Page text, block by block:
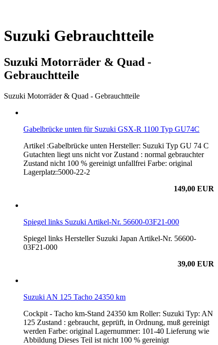
Suzuki Gebrauchtteile
Suzuki Motorräder & Quad -
Gebrauchtteile
Suzuki Motorräder & Quad - Gebrauchtteile
Gabelbrücke unten für Suzuki GSX-R 1100 Typ GU74C
Artikel :Gabelbrücke unten Hersteller: Suzuki Typ GU 74 C
Gutachten liegt uns nicht vor Zustand : normal gebrauchter
Zustand nicht 100 % gereinigt unfallfrei Farbe: original
Lagerplatz:5000-22-2
149,00 EUR
Spiegel links Suzuki Artikel-Nr. 56600-03F21-000
Spiegel links Hersteller Suzuki Japan Artikel-Nr. 56600-
03F21-000
39,00 EUR
Suzuki AN 125 Tacho 24350 km
Cockpit - Tacho km-Stand 24350 km Roller: Suzuki Typ: AN
125 Zustand : gebraucht, geprüft, in Ordnung, muß gereinigt
werden Farbe: original Lagernummer: 101-40 Lieferung wie
Abbildung Dieses Teil ist nicht 100 % gereinigt